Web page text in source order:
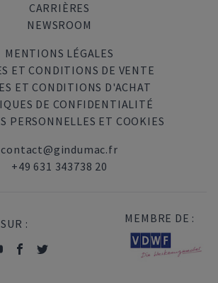
CARRIÈRES
NEWSROOM
MENTIONS LÉGALES
ET CONDITIONS DE VENTE
ET CONDITIONS D'ACHAT
DE CONFIDENTIALITÉ
PERSONNELLES ET COOKIES
contact@gindumac.fr
+49 631 343738 20
: MEMBRE DE :